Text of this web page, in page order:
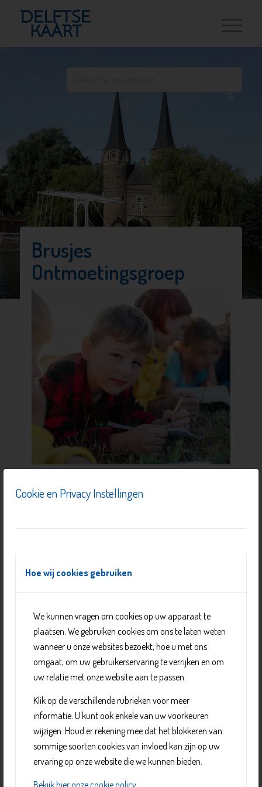
Cookie en Privacy Instellingen
Hoe wij cookies gebruiken
We kunnen vragen om cookies op uw apparaat te
plaatsen. We gebruiken cookies om ons te laten weten
wanneer u onze websites bezoekt, hoe u met ons
omgaat, om uw gebruikerservaring te verrijken en om
uw relatie met onze website aan te passen.
Klik op de verschillende rubrieken voor meer
informatie. U kunt ook enkele van uw voorkeuren
wijzigen. Houd er rekening mee dat het blokkeren van
sommige soorten cookies van invloed kan zijn op uw
ervaring op onze website die we kunnen bieden.
Bekijk hier onze cookie policy
Brusjes
Ontmoetingsgroep
een broer of zus met een beperking hebben. In gezinnen
meer aandacht, zorg en begeleiding van je ouders, maar
Je ontmoet kinderen/ jongeren die ook een broer of zus
met een beperking hebben. Samen leuke dingen doen,
steun vinden en je verhaal vertellen.
Ontmoeten en ervaringen uitwisselen
meer te weten over de beperking van je broer of zus
Tegelijkertijd vind je veel herkenning in wat andere
leeftijdsgenoten zeggen
Daarnaast worden er leuke activiteiten
georganiseerd.